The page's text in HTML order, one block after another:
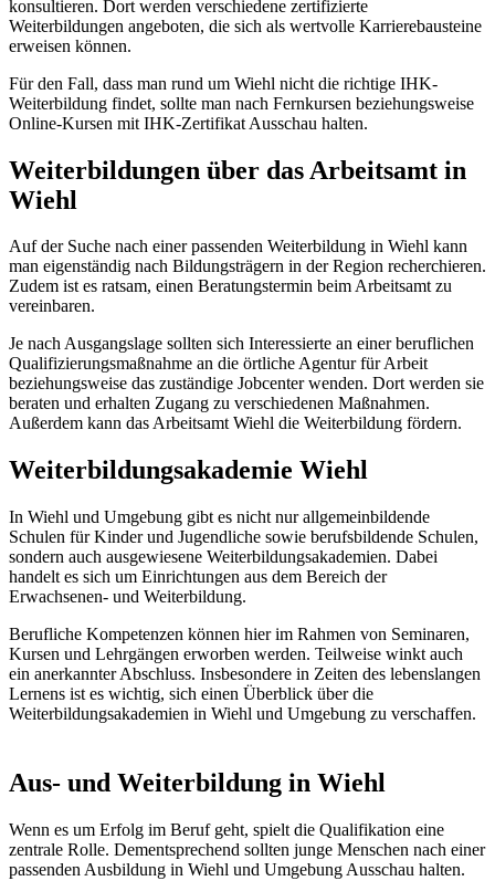
konsultieren. Dort werden verschiedene zertifizierte
Weiterbildungen angeboten, die sich als wertvolle Karrierebausteine
erweisen können.
Für den Fall, dass man rund um Wiehl nicht die richtige IHK-
Weiterbildung findet, sollte man nach Fernkursen beziehungsweise
Online-Kursen mit IHK-Zertifikat Ausschau halten.
Weiterbildungen über das Arbeitsamt in
Wiehl
Auf der Suche nach einer passenden Weiterbildung in Wiehl kann
man eigenständig nach Bildungsträgern in der Region recherchieren.
Zudem ist es ratsam, einen Beratungstermin beim Arbeitsamt zu
vereinbaren.
Je nach Ausgangslage sollten sich Interessierte an einer beruflichen
Qualifizierungsmaßnahme an die örtliche Agentur für Arbeit
beziehungsweise das zuständige Jobcenter wenden. Dort werden sie
beraten und erhalten Zugang zu verschiedenen Maßnahmen.
Außerdem kann das Arbeitsamt Wiehl die Weiterbildung fördern.
Weiterbildungsakademie Wiehl
In Wiehl und Umgebung gibt es nicht nur allgemeinbildende
Schulen für Kinder und Jugendliche sowie berufsbildende Schulen,
sondern auch ausgewiesene Weiterbildungsakademien. Dabei
handelt es sich um Einrichtungen aus dem Bereich der
Erwachsenen- und Weiterbildung.
Berufliche Kompetenzen können hier im Rahmen von Seminaren,
Kursen und Lehrgängen erworben werden. Teilweise winkt auch
ein anerkannter Abschluss. Insbesondere in Zeiten des lebenslangen
Lernens ist es wichtig, sich einen Überblick über die
Weiterbildungsakademien in Wiehl und Umgebung zu verschaffen.
Aus- und Weiterbildung in Wiehl
Wenn es um Erfolg im Beruf geht, spielt die Qualifikation eine
zentrale Rolle. Dementsprechend sollten junge Menschen nach einer
passenden Ausbildung in Wiehl und Umgebung Ausschau halten.